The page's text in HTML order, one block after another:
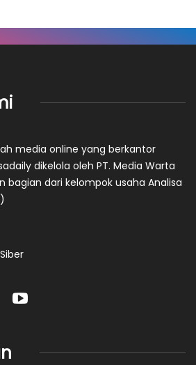
media online yang berkantor
dikelola oleh PT. Media Warta
bagian dari kelompok usaha Analisa